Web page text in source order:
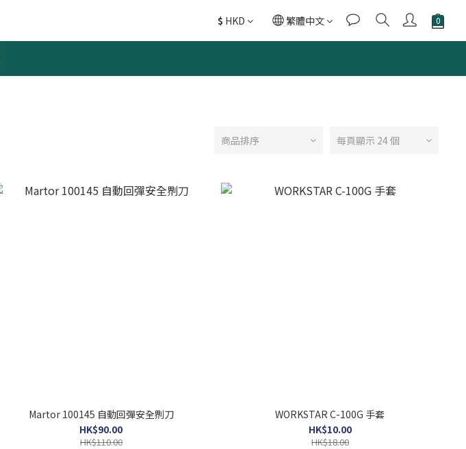
$ HKD 繁體中文
商品排序 每頁顯示 24 個
Martor 100145 自動回彈安全𠝹刀
HK$90.00
HK$110.00
WORKSTAR C-100G 手套
HK$10.00
HK$18.00